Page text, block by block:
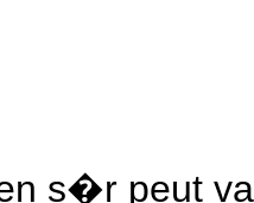
s�r peut